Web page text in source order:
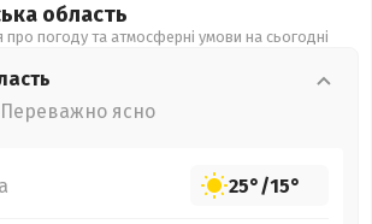
область
про погоду та атмосферні умови на сьогодні
Переважно ясно
25°/15°